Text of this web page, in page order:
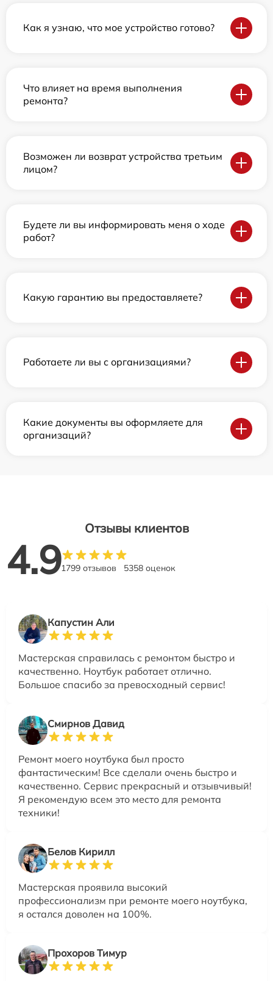
Как я узнаю, что мое устройство готово?
Что влияет на время выполнения
ремонта?
Возможен ли возврат устройства третьим
лицом?
Будете ли вы информировать меня о ходе
работ?
Какую гарантию вы предоставляете?
Работаете ли вы с организациями?
Какие документы вы оформляете для
организаций?
Отзывы клиентов
4.91799 отзывов 5358 оценок
Капустин Али
Мастерская справилась с ремонтом быстро и
качественно. Ноутбук работает отлично.
Большое спасибо за превосходный сервис!
Смирнов Давид
Ремонт моего ноутбука был просто
фантастическим! Все сделали очень быстро и
качественно. Сервис прекрасный и отзывчивый!
Я рекомендую всем это место для ремонта
техники!
Белов Кирилл
Мастерская проявила высокий
профессионализм при ремонте моего ноутбука,
я остался доволен на 100%.
Прохоров Тимур